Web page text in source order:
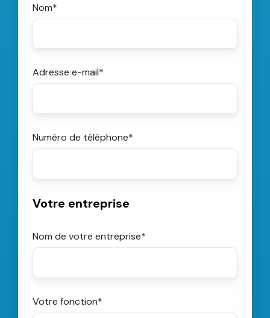
Nom*
Adresse e-mail*
Numéro de téléphone*
Votre entreprise
Nom de votre entreprise*
Votre fonction*